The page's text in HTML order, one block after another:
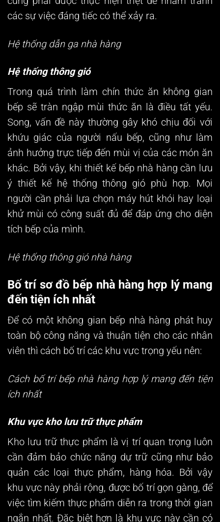
các sự việc đáng tiếc có thể xảy ra.
Hệ thống dẫn ga nhà hàng
Hệ thống thông gió
Trong quá trình làm chín thức ăn không gian
bếp sẽ tràn ngập mùi thức ăn là điều tất yếu.
Song, vấn đề này thường gây khó chịu đối với
khứu giác của người nấu bếp, cũng như làm
ảnh hưởng trực tiếp đến mùi vị của các món ăn
khác. Bởi vậy, khi thiết kế bếp nhà hàng cần lưu
ý thiết kế hệ thống thông gió phù hợp. Mọi
người cần phải lựa chọn máy hút khói hay loại
khử mùi có công suất đủ để đáp ứng cho diện
tích bếp của mình.
Hệ thống thông gió nhà hàng
Bố trí sơ đồ bếp nhà hàng hợp lý mang
đến tiện ích nhất
Để có một không gian bếp nhà hàng phát huy
toàn bộ công năng và thuận tiện cho các nhân
viên thì cách bố trí các khu vực trọng yếu nên:
Cách bố trí bếp nhà hàng hợp lý mang đến tiện
ích nhất
Khu vực kho lưu trữ thực phẩm
Kho lưu trữ thực phẩm là vị trí quan trọng luôn
cần đảm bảo chức năng dự trữ cũng như bảo
quản các loại thực phẩm, hàng hóa. Bởi vậy
khu vực này phải rộng, được bố trí gọn gàng, để
việc tìm kiếm thực phẩm diễn ra trong thời gian
ngắn nhất. Đặc biệt hơn là khu vực này cần có